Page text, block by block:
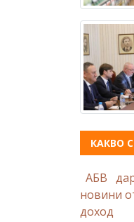
КАКВО
АБВ
новини
доход